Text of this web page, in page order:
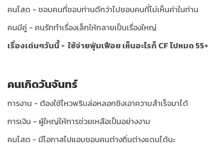
คนโสด - ชอบคนที่ชอบท่านดีกว่าไปชอบคนที่ไม่เห็นค่าในท่าน
คนมีคู่ - คนรักทำเรื่องเล็กให้กลายเป็นเรื่องใหญ่
เรื่องเด่นๆวันนี้ - ใช้จ่ายฟุ่มเฟือย เห็นอะไรก็ CF ไปหมด 55+
คนเกิดวันจันทร์
การงาน - ต้องใช้ไหวพริบล่อหลอกชิงเอาความสำเร็จมาได้
การเงิน - ผู้ใหญ่ให้การช่วยเหลือเป็นอย่างงาม
คนโสด - มีโอกาสไปแอบชอบคนต่างถิ่นต่างแดนได้นะ